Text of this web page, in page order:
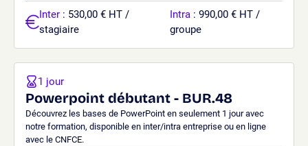
Inter : 530,00 € HT /
stagiaire
Intra : 990,00 € HT /
groupe
Powerpoint débutant - BUR.48
Découvrez les bases de PowerPoint en seulement 1 jour avec
notre formation, disponible en inter/intra entreprise ou en ligne
avec le CNFCE.
1 jour